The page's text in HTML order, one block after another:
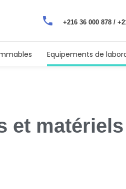
+216 36 000 878 /
Equipements de
et